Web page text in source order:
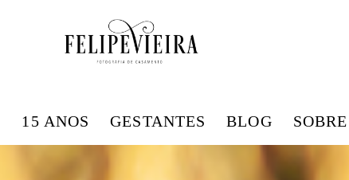
15 ANOS GESTANTES BLOG SOBRE